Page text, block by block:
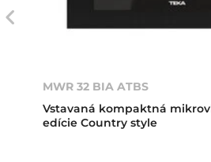
MWR 32 BIA ATBS
Vstavaná kompaktná
edície Country style